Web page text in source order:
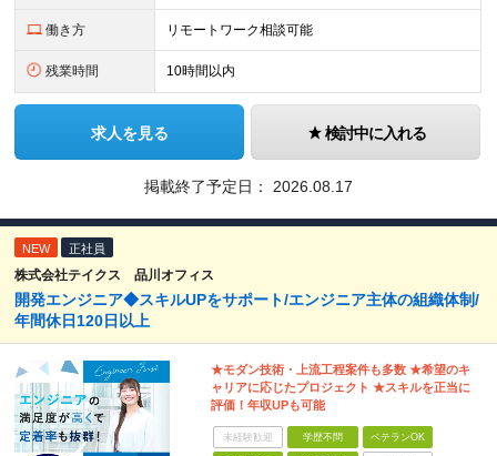
働き方 リモートワーク相談可能
残業時間 10時間以内
求人を見る 検討中に入れる
掲載終了予定日： 2026.08.17
NEW 正社員
株式会社テイクス 品川オフィス
開発エンジニア◆スキルUPをサポート/エンジニア主体の組織体制/
年間休日120日以上
★モダン技術・上流工程案件も多数 ★希望のキ
ャリアに応じたプロジェクト ★スキルを正当に
評価！年収UPも可能
未経験歓迎 学歴不問 ベテランOK